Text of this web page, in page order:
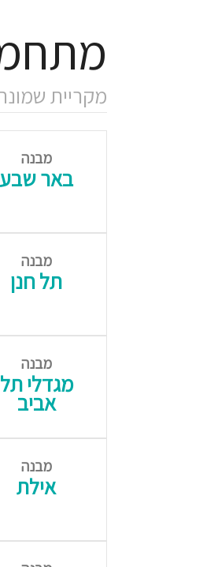
מקריית
מבנה
באר שבע
מבנה
תל חנן
מבנה
מגדלי תל
אביב
מבנה
אילת